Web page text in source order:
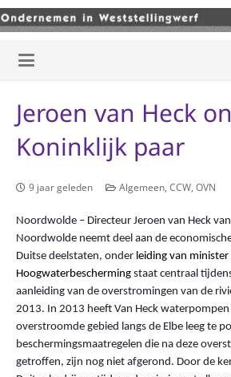
Jeroen van Heck
Koninklijk paar
9 jaar geleden Algemeen ,CCW ,OVN
Noordwolde – Directeur Jeroen van Heck
Noordwolde neemt deel aan de
Duitse deelstaten, onder leiding van minister
Hoogwaterbescherming staat centraal
aanleiding van de overstromingen van de
2013. In 2013 heeft Van Heck
overstroomde gebied langs de Elbe leeg te
beschermingsmaatregelen die na deze
getroffen, zijn nog niet afgerond. Door de